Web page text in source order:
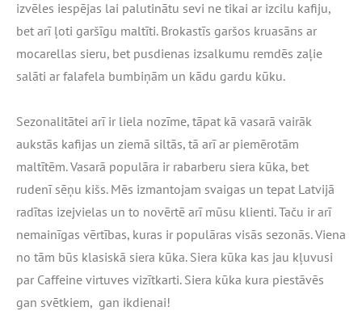
izvēles iespējas lai palutinātu sevi ne tikai ar izcilu kafiju,
bet arī ļoti garšīgu maltīti. Brokastīs garšos kruasāns ar
mocarellas sieru, bet pusdienas izsalkumu remdēs zaļie
salāti ar falafela bumbiņām un kādu gardu kūku.
Sezonalitātei arī ir liela nozīme, tāpat kā vasarā vairāk
aukstās kafijas un ziemā siltās, tā arī ar piemērotām
maltītēm. Vasarā populāra ir rabarberu siera kūka, bet
rudenī sēņu kišs. Mēs izmantojam svaigas un tepat Latvijā
radītas izejvielas un to novērtē arī mūsu klienti. Taču ir arī
nemainīgas vērtības, kuras ir populāras visās sezonās. Viena
no tām būs klasiskā siera kūka. Siera kūka kas jau kļuvusi
par Caffeine virtuves vizītkarti. Siera kūka kura piestāvēs
gan svētkiem, gan ikdienai!